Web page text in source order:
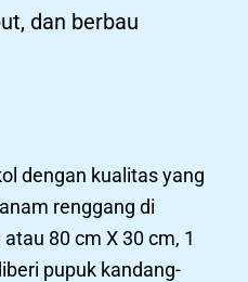
dan berbau
dengan kualitas yang
renggang di
80 cm X 30 cm, 1
pupuk kandang-